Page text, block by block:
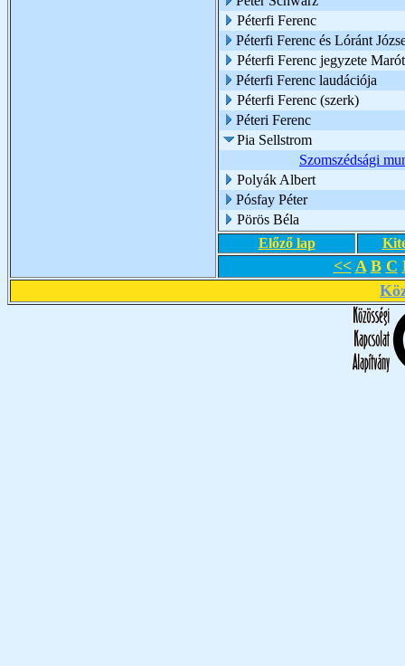
Péterfi Ferenc
Péterfi Ferenc és Lóránt
Péterfi Ferenc jegyzete
Péterfi Ferenc laudációja
Péterfi Ferenc (szerk)
Péteri Ferenc
Pia Sellstrom
Szomszédsági
Polyák Albert
Pósfay Péter
Pörös Béla
Előző lap
<< A B C